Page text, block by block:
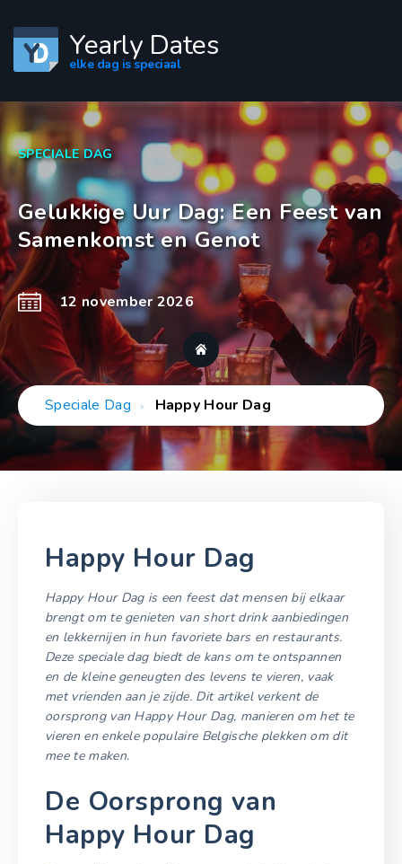
Yearly Dates
elke dag is speciaal
SPECIALE DAG
Gelukkige Uur Dag: Een Feest van
Samenkomst en Genot
12 november 2026
Speciale Dag Happy Hour Dag
Happy Hour Dag
Happy Hour Dag is een feest dat mensen bij elkaar
brengt om te genieten van short drink aanbiedingen
en lekkernijen in hun favoriete bars en restaurants.
Deze speciale dag biedt de kans om te ontspannen
en de kleine geneugten des levens te vieren, vaak
met vrienden aan je zijde. Dit artikel verkent de
oorsprong van Happy Hour Dag, manieren om het te
vieren en enkele populaire Belgische plekken om dit
mee te maken.
De Oorsprong van
Happy Hour Dag